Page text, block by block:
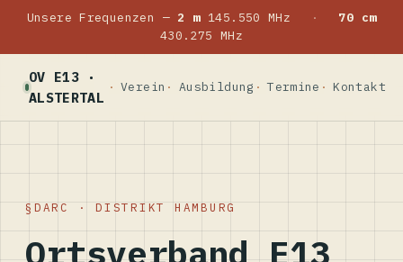
Unsere Frequenzen — 2 m145.550 MHz ·
70 cm
430.275 MHz
OV E13 ·
ALSTERTAL
Verein Ausbildung Termine Kontakt
DARC · DISTRIKT HAMBURG
Ortsverband E13